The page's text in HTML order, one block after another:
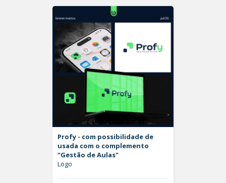
Profy - com possibilidade de
usada com o complemento
“Gestão de Aulas"
Logo